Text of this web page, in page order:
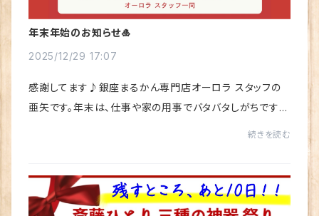
年末年始のお知らせ🎍
2025/12/29 17:07
感謝してます♪銀座まるかん専門店オーロラ スタッフの
亜矢です。年末は、仕事や家の用事でバタバタしがちですよ
続きを読む